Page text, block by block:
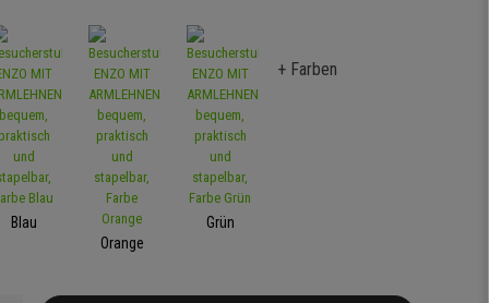
Blau
Orange
Grün
+ Farben